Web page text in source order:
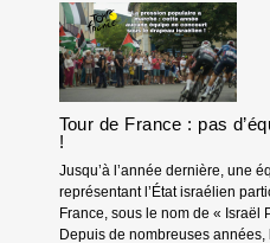
Tour de France : pas
!
Jusqu’à l’année dernière, une
représentant l’État israélien
France, sous le nom de « Israël
Depuis de nombreuses